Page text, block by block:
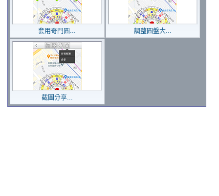
套用奇門圓... 調整圓盤大...
截圖分享...